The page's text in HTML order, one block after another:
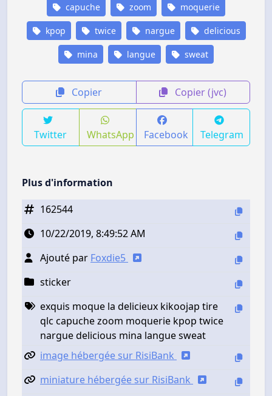
capuche zoom moquerie
kpop twice nargue delicious
mina langue sweat
Copier Copier (jvc)
Twitter WhatsApp Facebook Telegram
Plus d'information
162544
10/22/2019, 8:49:52 AM
Ajouté par Foxdie5
sticker
exquis moque la delicieux kikoojap tire
qlc capuche zoom moquerie kpop twice
nargue delicious mina langue sweat
image hébergée sur RisiBank
miniature hébergée sur RisiBank